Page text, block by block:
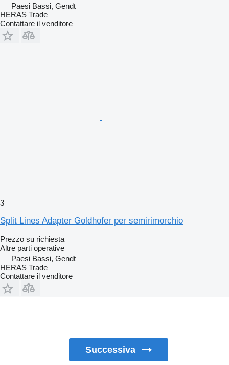
Paesi Bassi, Gendt
HERAS Trade
Contattare il venditore
3
Split Lines Adapter Goldhofer per semirimorchio
Prezzo su richiesta
Altre parti operative
Paesi Bassi, Gendt
HERAS Trade
Contattare il venditore
Successiva